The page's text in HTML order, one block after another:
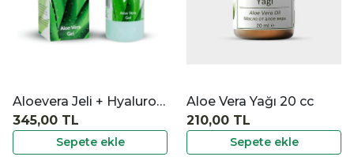
Aloe Vera Yağı 20 cc
Sepete ekle
210,00 TL
Sığla Yağı Kremi 100 ml
Sepete ekle
480,00 TL